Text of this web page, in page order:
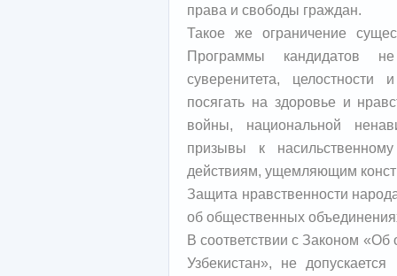
права и свободы граждан.
Такое же ограничение
Программы кандидатов
суверенитета,
посягать на здоровье и
войны, национальной
призывы к
действиям, ущемляющим
Защита нравственности
об общественных
В соответствии с Законом
Узбекистан», не